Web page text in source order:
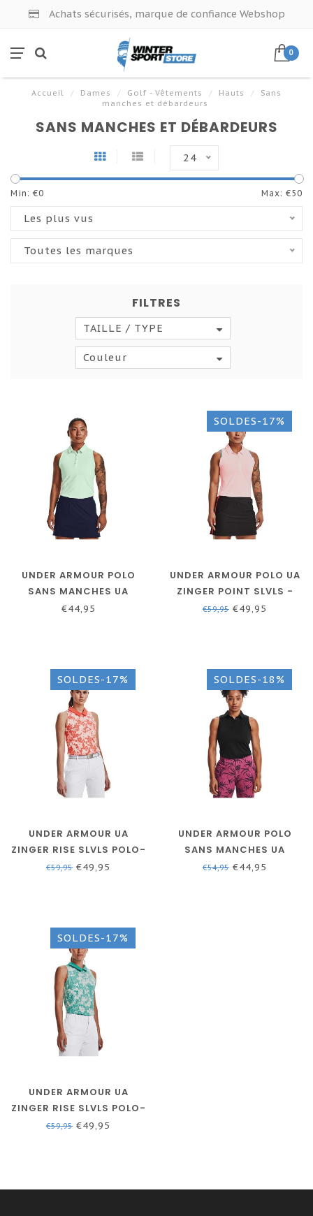
Achats sécurisés, marque de confiance Webshop
0
Accueil / Dames / Golf - Vêtements / Hauts /
Sans
manches et débardeurs
SANS MANCHES ET DÉBARDEURS
24
Min: €0 Max: €50
Les plus vus
Toutes les marques
FILTRES
TAILLE / TYPE
Couleur
UNDER ARMOUR POLO
SANS MANCHES UA
ZINGER - SEA MIST / /
€44,95
SOLDES-17%
UNDER ARMOUR POLO UA
ZINGER POINT SLVLS -
BLANC/ROSE
€59,95 €49,95
SOLDES-17%
UNDER ARMOUR UA
ZINGER RISE SLVLS POLO-
VERMILLION // ARGENT
€59,95 €49,95
SOLDES-18%
UNDER ARMOUR POLO
SANS MANCHES UA
ZINGER-NOIR / NOIR
€54,95 €44,95
SOLDES-17%
UNDER ARMOUR UA
ZINGER RISE SLVLS POLO-
NEPTUNE / / ARGENT
€59,95 €49,95